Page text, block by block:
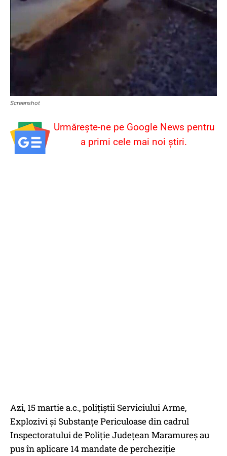
Screenshot
Urmărește-ne pe Google News pentru
a primi cele mai noi știri.
Azi, 15 martie a.c., polițiștii Serviciului Arme,
Explozivi și Substanțe Periculoase din cadrul
Inspectoratului de Poliție Județean Maramureș au
pus în aplicare 14 mandate de percheziție